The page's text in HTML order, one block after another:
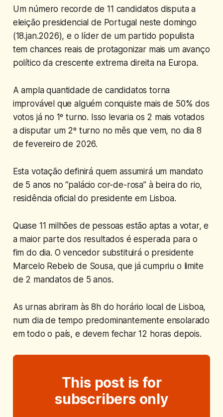
Um número recorde de 11 candidatos disputa a
eleição presidencial de Portugal neste domingo
(18.jan.2026), e o líder de um partido populista
tem chances reais de protagonizar mais um avanço
político da crescente extrema direita na Europa.​
A ampla quantidade de candidatos torna
improvável que alguém conquiste mais de 50% dos
votos já no 1º turno. Isso levaria os 2 mais votados
a disputar um 2º turno no mês que vem, no dia 8
de fevereiro de 2026.​
Esta votação definirá quem assumirá um mandato
de 5 anos no “palácio cor-de-rosa” à beira do rio,
residência oficial do presidente em Lisboa.​
Quase 11 milhões de pessoas estão aptas a votar, e
a maior parte dos resultados é esperada para o
fim do dia. O vencedor substituirá o presidente
Marcelo Rebelo de Sousa, que já cumpriu o limite
de 2 mandatos de 5 anos.​
As urnas abriram às 8h do horário local de Lisboa,
num dia de tempo predominantemente ensolarado
em todo o país, e devem fechar 12 horas depois.​
This post is for
subscribers only